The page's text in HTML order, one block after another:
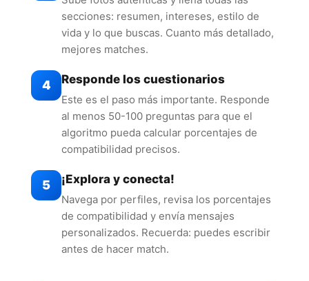
secciones: resumen, intereses, estilo de
vida y lo que buscas. Cuanto más detallado,
mejores matches.
4 Responde los cuestionarios
Este es el paso más importante. Responde
al menos 50-100 preguntas para que el
algoritmo pueda calcular porcentajes de
compatibilidad precisos.
5 ¡Explora y conecta!
Navega por perfiles, revisa los porcentajes
de compatibilidad y envía mensajes
personalizados. Recuerda: puedes escribir
antes de hacer match.